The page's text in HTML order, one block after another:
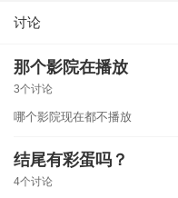
讨论
那个影院在播放
3个讨论
哪个影院现在都不播放
结尾有彩蛋吗？
4个讨论